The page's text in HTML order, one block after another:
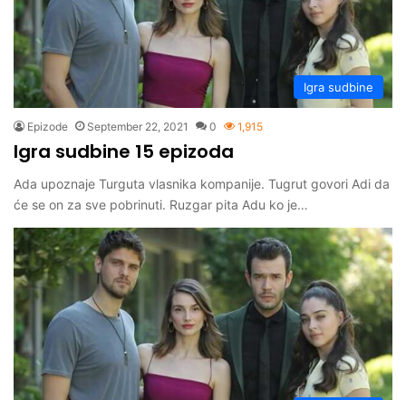
Igra sudbine
Epizode September 22, 2021 0 1,915
Igra sudbine 15 epizoda
Ada upoznaje Turguta vlasnika kompanije. Tugrut govori Adi da
će se on za sve pobrinuti. Ruzgar pita Adu ko je…